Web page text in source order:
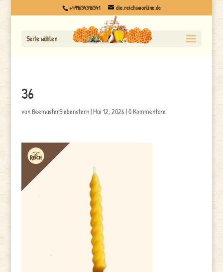
+499654316541 die.reichs@online.de
Seite wählen
36
vonBeemasterSiebenstern|Mai 12, 2026 |0 Kommentare